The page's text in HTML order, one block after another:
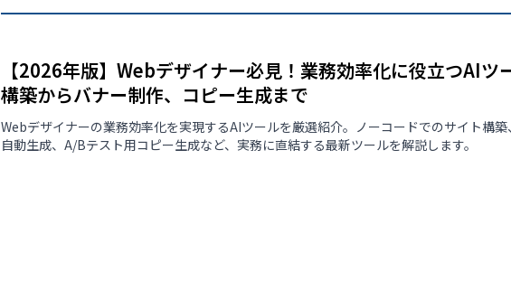
【2026年版】Webデザイナー必見！業務効率化に役立つAIツ
構築からバナー制作、コピー生成まで
Webデザイナーの業務効率化を実現するAIツールを厳選紹介。ノーコードでのサイト構
自動生成、A/Bテスト用コピー生成など、実務に直結する最新ツールを解説します。